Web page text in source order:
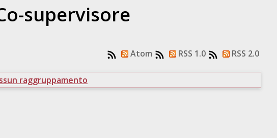
supervisore
Atom RSS 1.0 RSS 2.0
raggruppamento